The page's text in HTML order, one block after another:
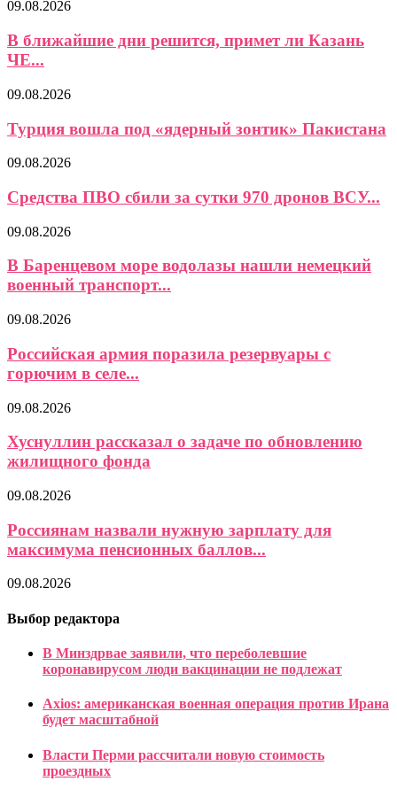
09.08.2026
В ближайшие дни решится, примет ли Казань
ЧЕ...
09.08.2026
Турция вошла под «ядерный зонтик» Пакистана
09.08.2026
Средства ПВО сбили за сутки 970 дронов ВСУ...
09.08.2026
В Баренцевом море водолазы нашли немецкий
военный транспорт...
09.08.2026
Российская армия поразила резервуары с
горючим в селе...
09.08.2026
Хуснуллин рассказал о задаче по обновлению
жилищного фонда
09.08.2026
Россиянам назвали нужную зарплату для
максимума пенсионных баллов...
09.08.2026
Выбор редактора
В Минздрвае заявили, что переболевшие
коронавирусом люди вакцинации не подлежат
Axios: американская военная операция против Ирана
будет масштабной
Власти Перми рассчитали новую стоимость
проездных